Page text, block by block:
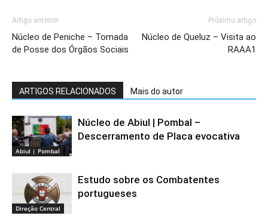
Artigo anterior
Núcleo de Peniche – Tomada
de Posse dos Órgãos Sociais
Próximo artigo
Núcleo de Queluz – Visita ao
RAAA1
ARTIGOS RELACIONADOS Mais do autor
Abiul | Pombal
Núcleo de Abiul | Pombal –
Descerramento de Placa evocativa
Direção Central
Estudo sobre os Combatentes
portugueses